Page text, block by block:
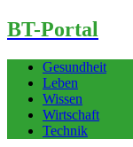
BT-Portal
Gesundheit
Leben
Wissen
Wirtschaft
Technik